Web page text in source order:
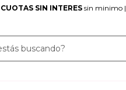
SIN INTERES sin minimo |